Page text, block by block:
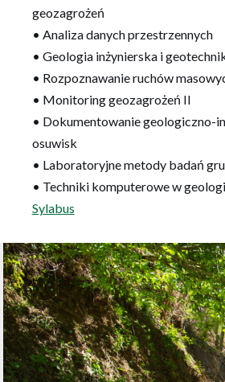
geozagrożeń
• Analiza danych przestrzennych
• Geologia inżynierska i
• Rozpoznawanie ruchów
• Monitoring geozagrożeń II
• Dokumentowanie geologiczno-
osuwisk
• Laboratoryjne metody badań
• Techniki komputerowe w
Sylabus